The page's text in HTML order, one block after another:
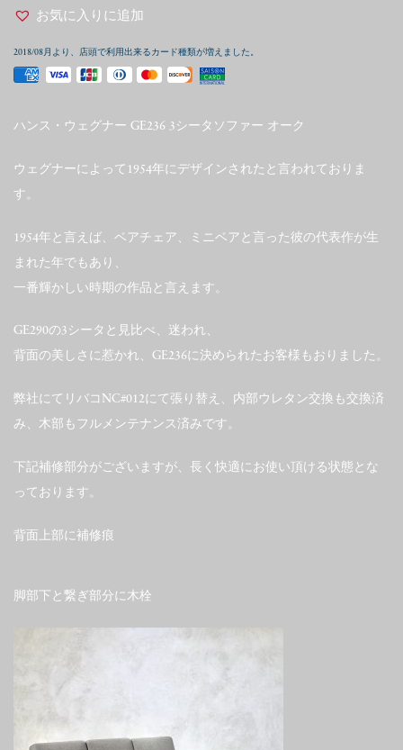
お気に入りに追加
2018/08月より、店頭で利用出来るカード種類が増えました。
ハンス・ウェグナー GE236 3シータソファー オーク
ウェグナーによって1954年にデザインされたと言われておりま
す。
1954年と言えば、ベアチェア、ミニベアと言った彼の代表作が生
まれた年でもあり、
一番輝かしい時期の作品と言えます。
GE290の3シータと見比べ、迷われ、
背面の美しさに惹かれ、GE236に決められたお客様もおりました。
弊社にてリバコNC#012にて張り替え、内部ウレタン交換も交換済
み、木部もフルメンテナンス済みです。
下記補修部分がございますが、長く快適にお使い頂ける状態とな
っております。
背面上部に補修痕
脚部下と繋ぎ部分に木栓